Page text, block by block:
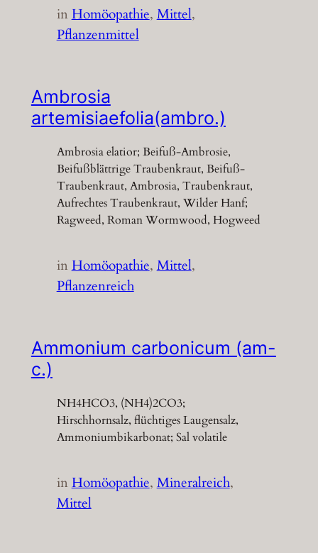
inHomöopathie, Mittel
Pflanzenmittel
Ambrosia
artemisiaefolia(ambro.)
Ambrosia elatior; Beifuß-Ambrosie,
Beifußblättrige Traubenkraut, Beifuß-
Traubenkraut, Ambrosia, Traubenkraut,
Aufrechtes Traubenkraut, Wilder Hanf;
Ragweed, Roman Wormwood, Hogweed
inHomöopathie, Mittel
Pflanzenreich
Ammonium carbonicum (am-
c.)
NH4HCO3, (NH4)2CO3;
Hirschhornsalz, flüchtiges Laugensalz,
Ammoniumbikarbonat; Sal volatile
inHomöopathie, Mineralreich
Mittel